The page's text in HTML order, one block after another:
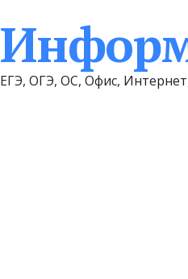
ЕГЭ, ОГЭ, ОС, Офис,